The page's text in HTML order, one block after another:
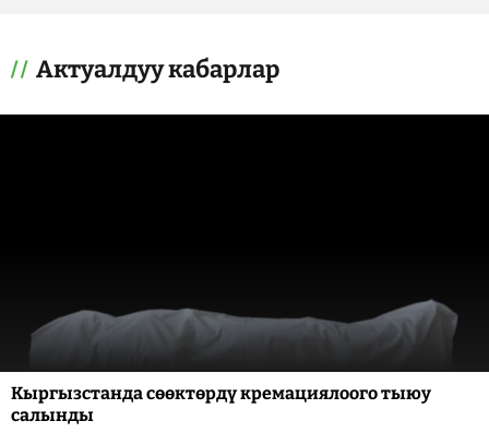
Актуалдуу кабарлар
Кыргызстанда сөөктөрдү кремациялоого тыюу
салынды